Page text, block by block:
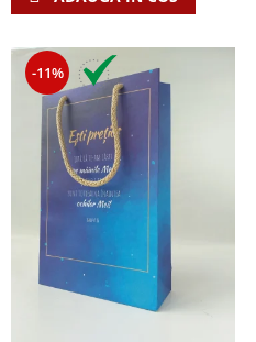
-11%